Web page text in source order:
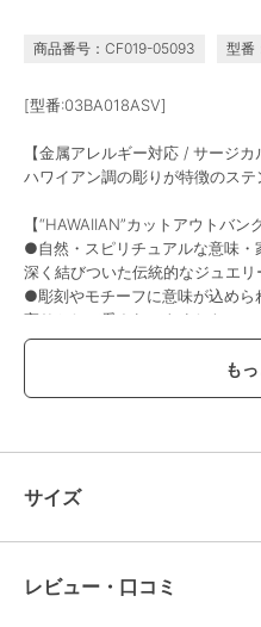
商品番号：CF019-05093 型番
[型番:03BA018ASV]
【金属アレルギー対応 / サージカ
ハワイアン調の彫りが特徴のス
【“HAWAIIAN”カットアウトバン
●自然・スピリチュアルな意味・
深く結びついた伝統的なジュエリ
●彫刻やモチーフに意味が込めら
守りとして愛されてきました。
●ありそうでなかったメンズライ
●はじめて着ける方に安心なサー
テンレスを証明する316Lの素材
細やかな部分も妥協しないモノづ
シンプルなサイズ感は悪目立ち
サイズ
レビュー・口コミ